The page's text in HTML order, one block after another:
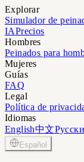
Explorar
Simulador de
IAPrecios
Hombres
Peinados para
Mujeres
Guías
FAQ
Legal
Política de
Idiomas
English中文
Español